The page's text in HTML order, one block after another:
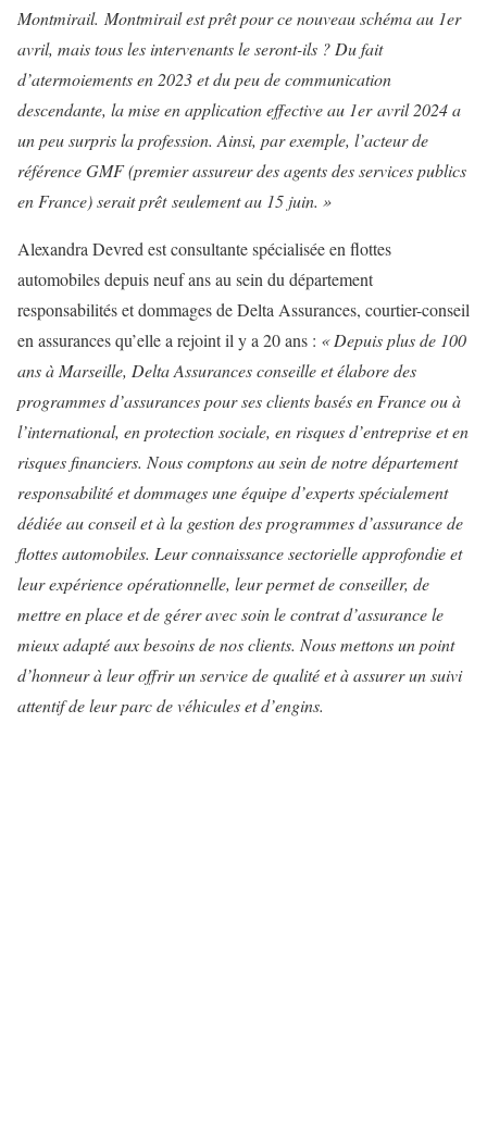
Montmirail. Montmirail est prêt pour ce nouveau schéma au 1er
avril, mais tous les intervenants le seront-ils ? Du fait
d’atermoiements en 2023 et du peu de communication
descendante, la mise en application effective au 1er avril 2024 a
un peu surpris la profession. Ainsi, par exemple, l’acteur de
référence GMF (premier assureur des agents des services publics
en France) serait prêt seulement au 15 juin. »
Alexandra Devred est consultante spécialisée en flottes
automobiles depuis neuf ans au sein du département
responsabilités et dommages de Delta Assurances, courtier-conseil
en assurances qu’elle a rejoint il y a 20 ans : « Depuis plus de 100
ans à Marseille, Delta Assurances conseille et élabore des
programmes d’assurances pour ses clients basés en France ou à
l’international, en protection sociale, en risques d’entreprise et en
risques financiers. Nous comptons au sein de notre département
responsabilité et dommages une équipe d’experts spécialement
dédiée au conseil et à la gestion des programmes d’assurance de
flottes automobiles. Leur connaissance sectorielle approfondie et
leur expérience opérationnelle, leur permet de conseiller, de
mettre en place et de gérer avec soin le contrat d’assurance le
mieux adapté aux besoins de nos clients. Nous mettons un point
d’honneur à leur offrir un service de qualité et à assurer un suivi
attentif de leur parc de véhicules et d’engins.